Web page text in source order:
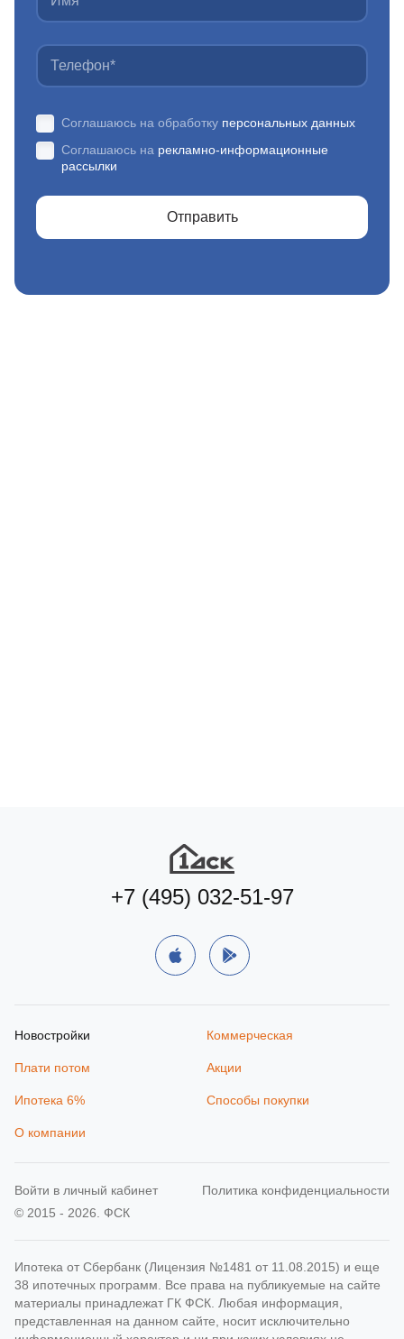
Соглашаюсь на обработку персональных данных
Соглашаюсь на рекламно-информационные
рассылки
Отправить
+7 (495) 032-51-97
Новостройки Коммерческая
Плати потом Акции
Ипотека 6% Способы покупки
О компании
© 2015 - 2026. ФСК
Политика конфиденциальности
Ипотека от Сбербанк (Лицензия №1481 от 11.08.2015) и еще
38 ипотечных программ. Все права на публикуемые на сайте
материалы принадлежат ГК ФСК. Любая информация,
представленная на данном сайте, носит исключительно
Войти в личный кабинет